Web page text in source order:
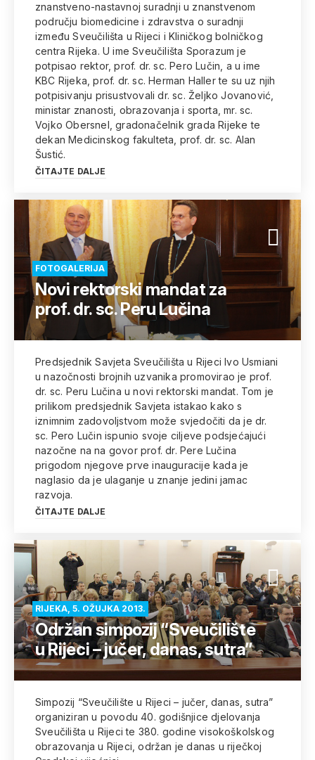
znanstveno-nastavnoj suradnji u znanstvenom
području biomedicine i zdravstva o suradnji
između Sveučilišta u Rijeci i Kliničkog bolničkog
centra Rijeka. U ime Sveučilišta Sporazum je
potpisao rektor, prof. dr. sc. Pero Lučin, a u ime
KBC Rijeka, prof. dr. sc. Herman Haller te su uz njih
potpisivanju prisustvovali dr. sc. Željko Jovanović,
ministar znanosti, obrazovanja i sporta, mr. sc.
Vojko Obersnel, gradonačelnik grada Rijeke te
dekan Medicinskog fakulteta, prof. dr. sc. Alan
Šustić.
ČITAJTE DALJE
FOTOGALERIJA
Novi rektorski mandat za
prof. dr. sc. Peru Lučina
Predsjednik Savjeta Sveučilišta u Rijeci Ivo Usmiani
u nazočnosti brojnih uzvanika promovirao je prof.
dr. sc. Peru Lučina u novi rektorski mandat. Tom je
prilikom predsjednik Savjeta istakao kako s
iznimnim zadovoljstvom može svjedočiti da je dr.
sc. Pero Lučin ispunio svoje ciljeve podsjećajući
nazočne na na govor prof. dr. Pere Lučina
prigodom njegove prve inauguracije kada je
naglasio da je ulaganje u znanje jedini jamac
razvoja.
ČITAJTE DALJE
RIJEKA, 5. OŽUJKA 2013.
Održan simpozij “Sveučilište
u Rijeci – jučer, danas, sutra”
Simpozij “Sveučilište u Rijeci – jučer, danas, sutra”
organiziran u povodu 40. godišnjice djelovanja
Sveučilišta u Rijeci te 380. godine visokoškolskog
obrazovanja u Rijeci, održan je danas u riječkoj